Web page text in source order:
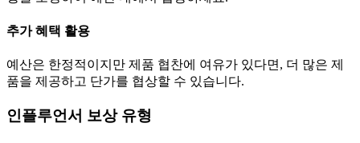
추가 혜택 활용
예산은 한정적이지만 제품 협찬에 여유가 있다면, 더 많은 제
품을 제공하고 단가를 협상할 수 있습니다.
인플루언서 보상 유형